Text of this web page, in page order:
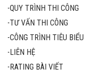
-QUY TRÌNH THI CÔNG
-TƯ VẤN THI CÔNG
-CÔNG TRÌNH TIÊU BIỂU
-LIÊN HỆ
-RATING BÀI VIẾT